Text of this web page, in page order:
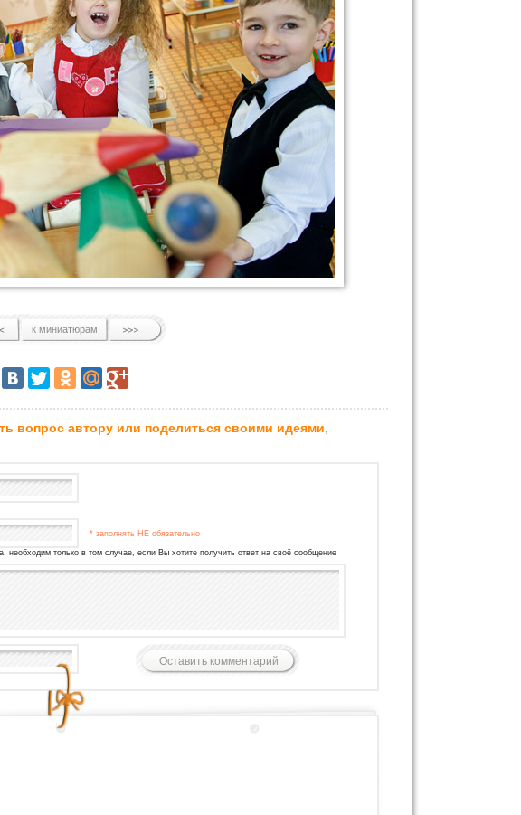
к миниатюрам
вопрос автору или поделиться своими идеями,
* заполнять НЕ обязательно
необходим только в том случае, если Вы хотите получить ответ на своё сообщение